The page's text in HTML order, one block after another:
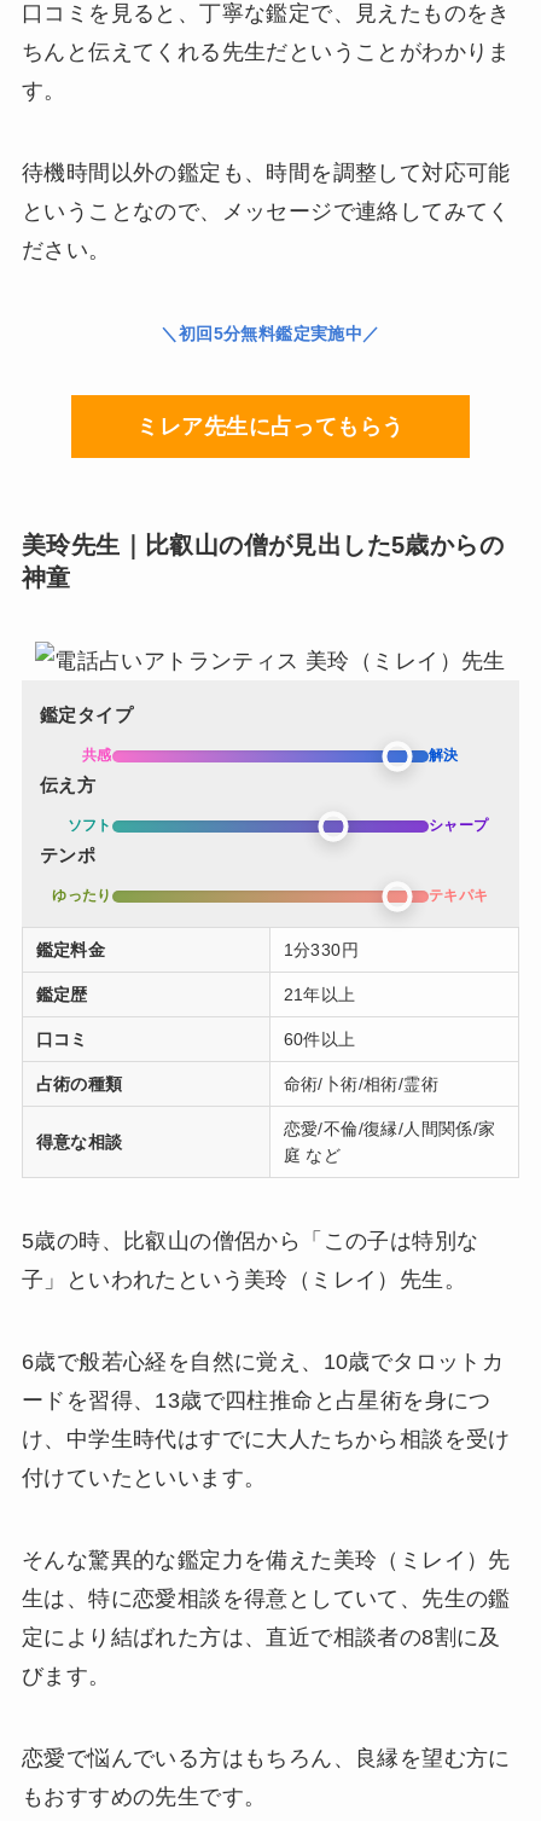
口コミを見ると、丁寧な鑑定で、見えたものをき
ちんと伝えてくれる先生だということがわかりま
す。
待機時間以外の鑑定も、時間を調整して対応可能
ということなので、メッセージで連絡してみてく
ださい。
＼初回5分無料鑑定実施中／
ミレア先生に占ってもらう
美玲先生｜比叡山の僧が見出した5歳からの
神童
鑑定タイプ
共感 解決
伝え方
ソフト シャープ
テンポ
ゆったり テキパキ
鑑定料金 1分330円
鑑定歴 21年以上
口コミ 60件以上
占術の種類 命術/卜術/相術/霊術
得意な相談
恋愛/不倫/復縁/人間関係/家
庭 など
5歳の時、比叡山の僧侶から「この子は特別な
子」といわれたという美玲（ミレイ）先生。
6歳で般若心経を自然に覚え、10歳でタロットカ
ードを習得、13歳で四柱推命と占星術を身につ
け、中学生時代はすでに大人たちから相談を受け
付けていたといいます。
そんな驚異的な鑑定力を備えた美玲（ミレイ）先
生は、特に恋愛相談を得意としていて、先生の鑑
定により結ばれた方は、直近で相談者の8割に及
びます。
恋愛で悩んでいる方はもちろん、良縁を望む方に
もおすすめの先生です。